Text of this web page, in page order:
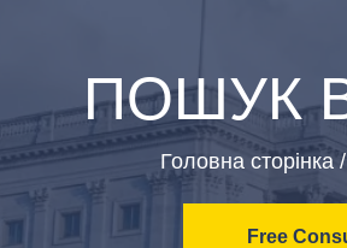
ПОШУК
Головна сторінка
Free